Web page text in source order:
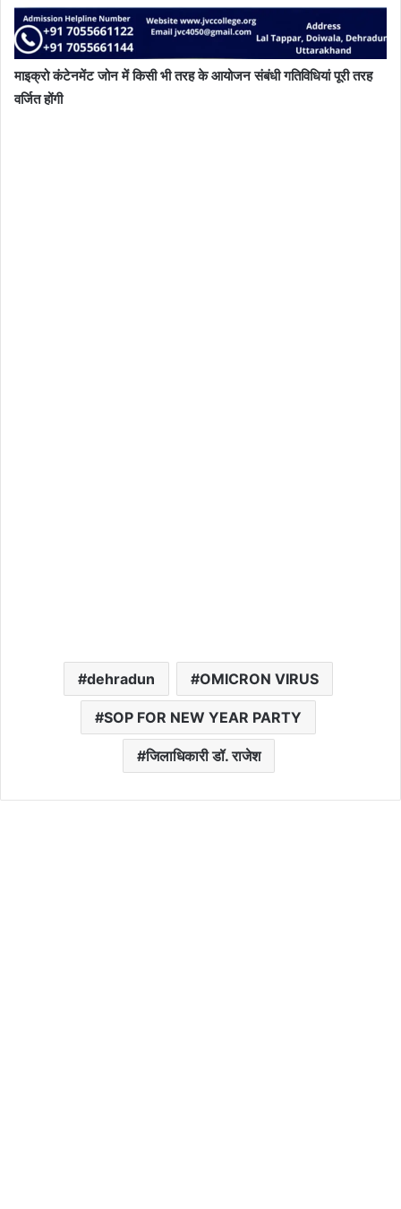
माइक्रो कंटेनमेंट जोन में किसी भी तरह के आयोजन संबंधी गतिविधियां पूरी तरह
वर्जित होंगी
dehradun OMICRON VIRUS
SOP FOR NEW YEAR PARTY
जिलाधिकारी डॉ. राजेश